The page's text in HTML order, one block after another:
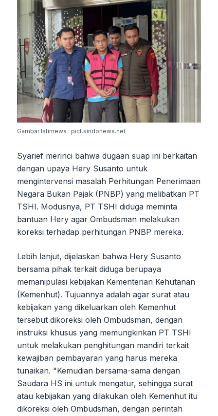
Gambar Istimewa : pict.sindonews.net
Syarief merinci bahwa dugaan suap ini berkaitan
dengan upaya Hery Susanto untuk
mengintervensi masalah Perhitungan Penerimaan
Negara Bukan Pajak (PNBP) yang melibatkan PT
TSHI. Modusnya, PT TSHI diduga meminta
bantuan Hery agar Ombudsman melakukan
koreksi terhadap perhitungan PNBP mereka.
Lebih lanjut, dijelaskan bahwa Hery Susanto
bersama pihak terkait diduga berupaya
memanipulasi kebijakan Kementerian Kehutanan
(Kemenhut). Tujuannya adalah agar surat atau
kebijakan yang dikeluarkan oleh Kemenhut
tersebut dikoreksi oleh Ombudsman, dengan
instruksi khusus yang memungkinkan PT TSHI
untuk melakukan penghitungan mandiri terkait
kewajiban pembayaran yang harus mereka
tunaikan. "Kemudian bersama-sama dengan
Saudara HS ini untuk mengatur, sehingga surat
atau kebijakan yang dilakukan oleh Kemenhut itu
dikoreksi oleh Ombudsman, dengan perintah